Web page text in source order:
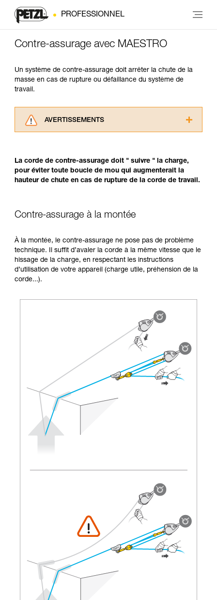
PROFESSIONNEL
Contre-assurage avec MAESTRO
Un système de contre-assurage doit arrêter la chute de la
masse en cas de rupture ou défaillance du système de
travail.
AVERTISSEMENTS
consulter. Vous devez avoir compris les
informations de la notice technique pour
pouvoir comprendre ce complément
avec un professionnel votre capacité à refaire
Nous donnons des exemples de techniques
liées à votre activité. Il peut en exister d’autres
que nous ne décrivons pas ici.
La corde de contre-assurage doit " suivre " la charge,
pour éviter toute boucle de mou qui augmenterait la
hauteur de chute en cas de rupture de la corde de travail.
Contre-assurage à la montée
À la montée, le contre-assurage ne pose pas de problème
technique. Il suffit d’avaler la corde à la même vitesse que le
hissage de la charge, en respectant les instructions
d’utilisation de votre appareil (charge utile, préhension de la
corde...).